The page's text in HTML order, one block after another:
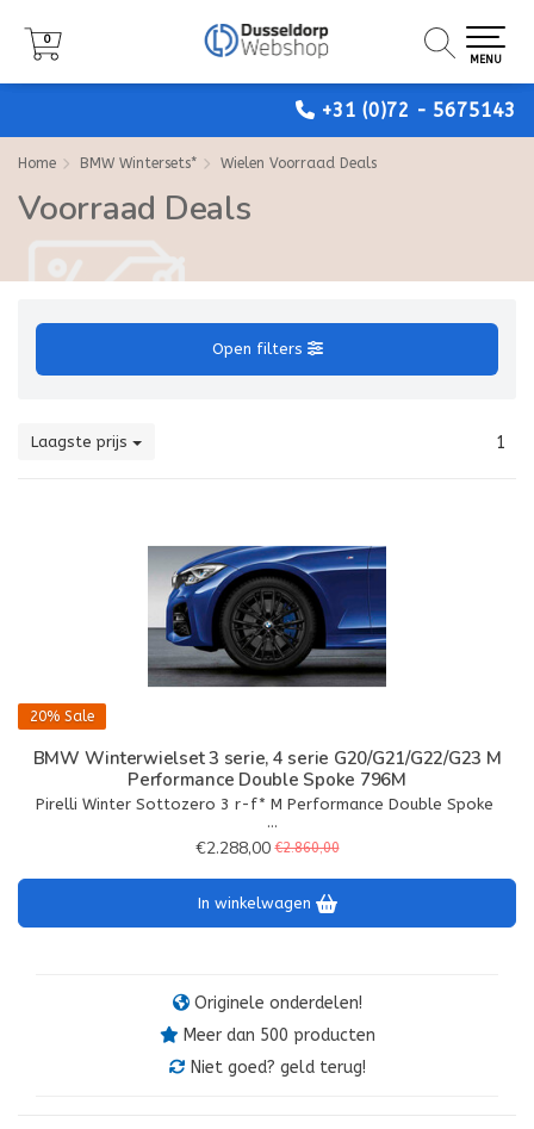
+31 (0)72 - 5675143
0
MENU
0
MENU
0
MENU
Home BMW Wintersets* Wielen Voorraad Deals
Voorraad Deals
Open filters
Laagste prijs 1
20% Sale
BMW Winterwielset 3 serie, 4 serie G20/G21/G22/G23 M
Performance Double Spoke 796M
Pirelli Winter Sottozero 3 r-f* M Performance Double Spoke
Bandenmaat 225/45R18 95H XL
€2.288,00 €2.860,00
In winkelwagen
Originele onderdelen!
Meer dan 500 producten
Niet goed? geld terug!